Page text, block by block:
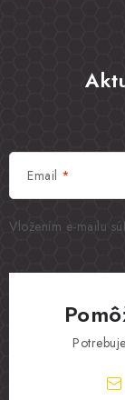
Email
Vložením e-mailu